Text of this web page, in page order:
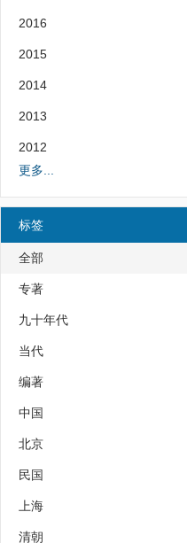
2016
2015
2014
2013
2012
更多...
标签
全部
专著
九十年代
当代
编著
中国
北京
民国
上海
清朝